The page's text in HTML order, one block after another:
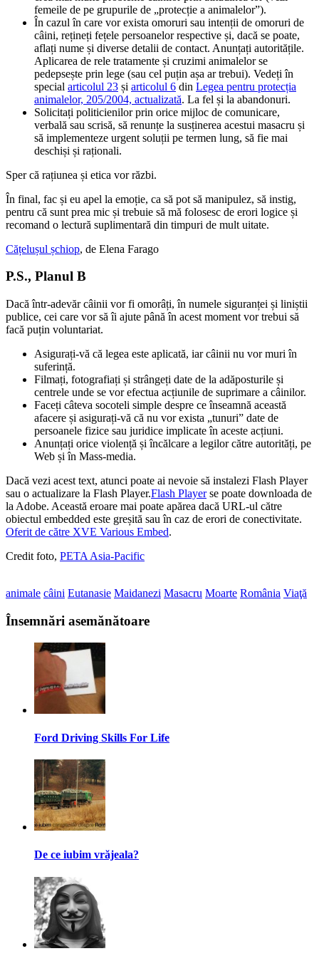
femeile de pe grupurile de „protecție a animalelor”).
În cazul în care vor exista omoruri sau intenții de omoruri de
câini, rețineți fețele persoanelor respective și, dacă se poate,
aflați nume și diverse detalii de contact. Anunțați autoritățile.
Aplicarea de rele tratamente și cruzimi animalelor se
pedepsește prin lege (sau cel puțin așa ar trebui). Vedeți în
special articolul 23 și articolul 6 din Legea pentru protecția
animalelor, 205/2004, actualizată. La fel și la abandonuri.
Solicitați politicienilor prin orice mijloc de comunicare,
verbală sau scrisă, să renunțe la susținerea acestui masacru și
să implementeze urgent soluții pe termen lung, să fie mai
deschiși și raționali.
Sper că rațiunea și etica vor răzbi.
În final, fac și eu apel la emoție, ca să pot să manipulez, să instig,
pentru că sunt prea mic și trebuie să mă folosesc de erori logice și
recomand o lectură suplimentară din timpuri de mult uitate.
Cățelușul șchiop, de Elena Farago
P.S., Planul B
Dacă într-adevăr câinii vor fi omorâți, în numele siguranței și liniștii
publice, cei care vor să îi ajute până în acest moment vor trebui să
facă puțin voluntariat.
Asigurați-vă că legea este aplicată, iar câinii nu vor muri în
suferință.
Filmați, fotografiați și strângeți date de la adăposturile și
centrele unde se vor efectua acțiunile de suprimare a câinilor.
Faceți câteva socoteli simple despre ce înseamnă această
afacere și asigurați-vă că nu vor exista „tunuri” date de
persoanele fizice sau juridice implicate în aceste acțiuni.
Anunțați orice violență și încălcare a legilor către autorități, pe
Web și în Mass-media.
Dacă vezi acest text, atunci poate ai nevoie să instalezi Flash Player
sau o actualizare la Flash Player.Flash Playerse poate downloada de
la Adobe. Această eroare mai poate apărea dacă URL-ul către
obiectul embedded este greșită sau în caz de erori de conectivitate.
Oferit de către XVE Various Embed.
Credit foto, PETA Asia-Pacific
animale câini Eutanasie Maidanezi Masacru Moarte România Viaţă
Însemnări asemănătoare
Ford Driving Skills For Life
De ce iubim vrăjeala?